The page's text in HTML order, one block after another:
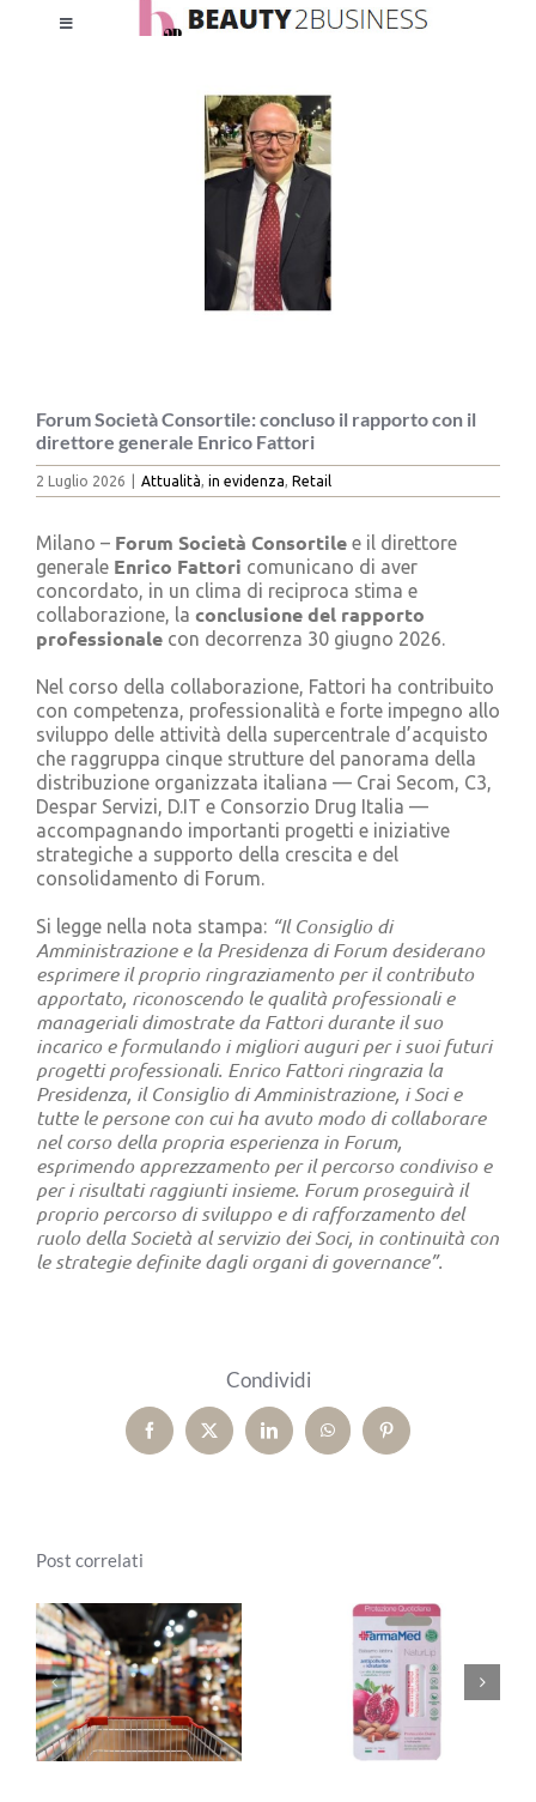
Toggle
CATEGORIE
CONTATTI
per:
Forum Società Consortile: concluso il rapporto con il
direttore generale Enrico Fattori
2 Luglio 2026 Attualità, in evidenza, Retail
Milano – Forum Società Consortile e il direttore
generale Enrico Fattori comunicano di aver
concordato, in un clima di reciproca stima e
collaborazione, la conclusione del rapporto
professionale con decorrenza 30 giugno 2026.
Nel corso della collaborazione, Fattori ha contribuito
con competenza, professionalità e forte impegno allo
sviluppo delle attività della supercentrale d’acquisto
che raggruppa cinque strutture del panorama della
distribuzione organizzata italiana — Crai Secom, C3,
Despar Servizi, D.IT e Consorzio Drug Italia —
accompagnando importanti progetti e iniziative
strategiche a supporto della crescita e del
consolidamento di Forum.
Si legge nella nota stampa: “Il Consiglio di
Amministrazione e la Presidenza di Forum desiderano
esprimere il proprio ringraziamento per il contributo
apportato, riconoscendo le qualità professionali e
manageriali dimostrate da Fattori durante il suo
incarico e formulando i migliori auguri per i suoi futuri
progetti professionali. Enrico Fattori ringrazia la
Presidenza, il Consiglio di Amministrazione, i Soci e
tutte le persone con cui ha avuto modo di collaborare
nel corso della propria esperienza in Forum,
esprimendo apprezzamento per il percorso condiviso e
per i risultati raggiunti insieme. Forum proseguirà il
proprio percorso di sviluppo e di rafforzamento del
ruolo della Società al servizio dei Soci, in continuità con
le strategie definite dagli organi di governance”.
Condividi
FacebookX LinkedInWhatsAppPinterest
Post correlati